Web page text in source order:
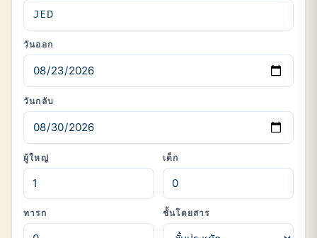
วันออก
วันกลับ
ผู้ใหญ่ เด็ก
ทารก ชั้นโดยสาร